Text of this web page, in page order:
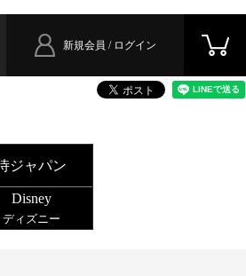
新規会員 / ログイン
ジャパン
Disney
ディズニー